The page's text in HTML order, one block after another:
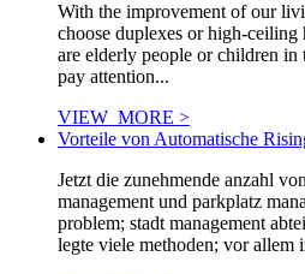
With the improvement of our
choose duplexes or high-
are elderly people or children in
pay attention...
VIEW_MORE >
Vorteile von Automatische
Jetzt die zunehmende anzahl
management und parkplatz
problem; stadt management
legte viele methoden; vor allem